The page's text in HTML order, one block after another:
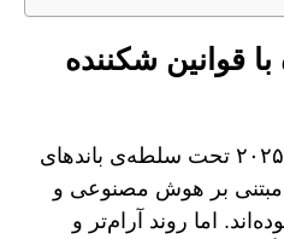
قوانین شکننده
تیترهای خبری امنیتی سال ۲۰۲۵ تحت سلطه‌ی باندهای
مبتنی بر هوش مصنوعی و
اما روند آرام‌تر و